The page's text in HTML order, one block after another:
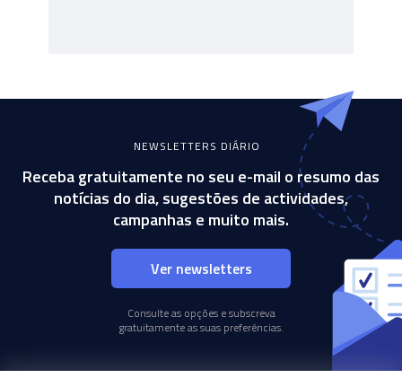
NEWSLETTERS DIÁRIO
Receba gratuitamente no seu e-mail o resumo das
notícias do dia, sugestões de actividades,
campanhas e muito mais.
Ver newsletters
Consulte as opções e subscreva
gratuitamente as suas preferências.